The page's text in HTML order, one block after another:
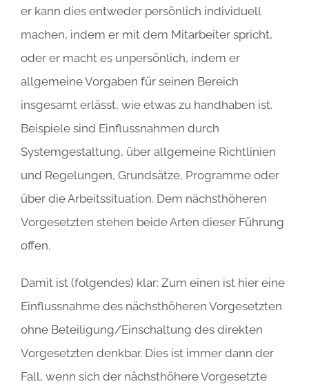
er kann dies entweder persönlich individuell
machen, indem er mit dem Mitarbeiter spricht,
oder er macht es unpersönlich, indem er
allgemeine Vorgaben für seinen Bereich
insgesamt erlässt, wie etwas zu handhaben ist.
Beispiele sind Einflussnahmen durch
Systemgestaltung, über allgemeine Richtlinien
und Regelungen, Grundsätze, Programme oder
über die Arbeitssituation. Dem nächsthöheren
Vorgesetzten stehen beide Arten dieser Führung
offen.
Damit ist (folgendes) klar: Zum einen ist hier eine
Einflussnahme des nächsthöheren Vorgesetzten
ohne Beteiligung/Einschaltung des direkten
Vorgesetzten denkbar. Dies ist immer dann der
Fall, wenn sich der nächsthöhere Vorgesetzte